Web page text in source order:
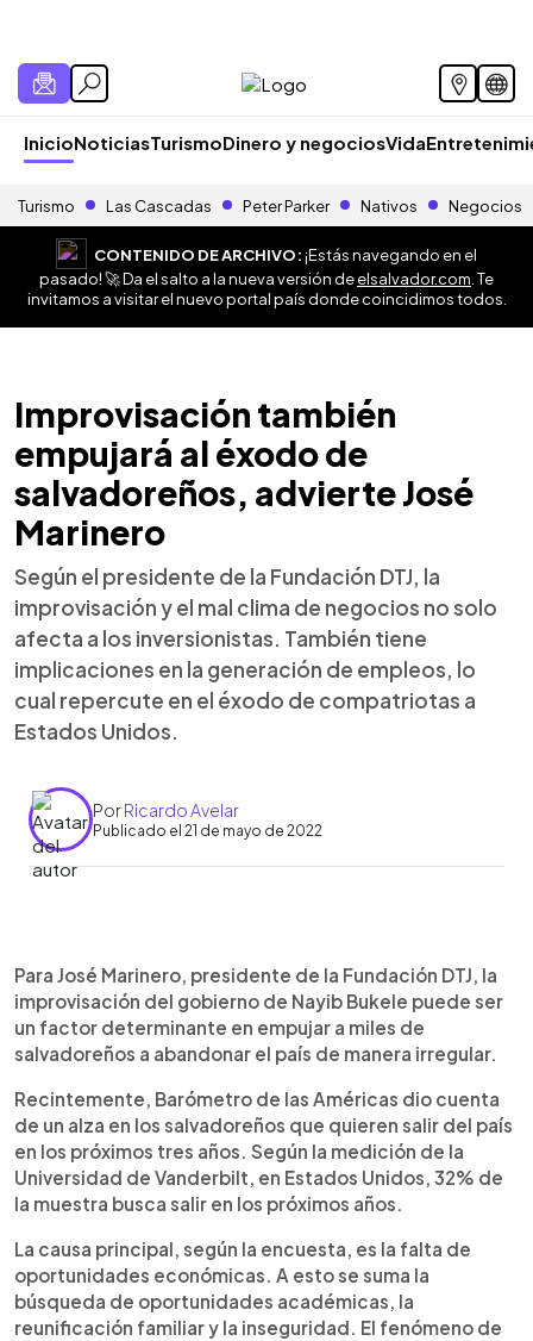
InicioNoticiasTurismoDinero y negociosVida
Turismo Las Cascadas Peter Parker Nativos Negocios
CONTENIDO DE ARCHIVO:¡Estás navegando en el
pasado! 🚀 Da el salto a la nueva versión deelsalvador.com . Te
invitamos a visitar el nuevo portal país donde coincidimos todos.
Improvisación también
empujará al éxodo de
salvadoreños, advierte José
Marinero
Según el presidente de la Fundación DTJ, la
improvisación y el mal clima de negocios no solo
afecta a los inversionistas. También tiene
implicaciones en la generación de empleos, lo
cual repercute en el éxodo de compatriotas a
Estados Unidos.
PorRicardo Avelar
Publicado el 21 de mayo de 2022
Escuchar artículo
Para José Marinero, presidente de la Fundación DTJ, la
improvisación del gobierno de Nayib Bukele puede ser
un factor determinante en empujar a miles de
salvadoreños a abandonar el país de manera irregular.
Recintemente, Barómetro de las Américas dio cuenta
de un alza en los salvadoreños que quieren salir del país
en los próximos tres años. Según la medición de la
Universidad de Vanderbilt, en Estados Unidos, 32% de
la muestra busca salir en los próximos años.
La causa principal, según la encuesta, es la falta de
oportunidades económicas. A esto se suma la
búsqueda de oportunidades académicas, la
reunificación familiar y la inseguridad. El fenómeno de